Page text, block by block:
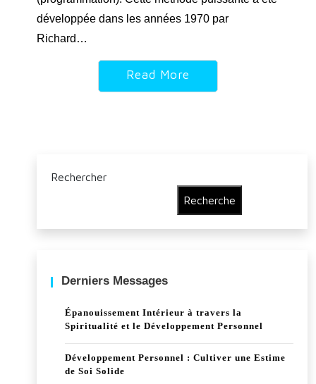
développée dans les années 1970 par
Richard…
Read More
Rechercher
Recherche
Derniers Messages
Épanouissement Intérieur à travers la
Spiritualité et le Développement Personnel
Développement Personnel : Cultiver une Estime
de Soi Solide